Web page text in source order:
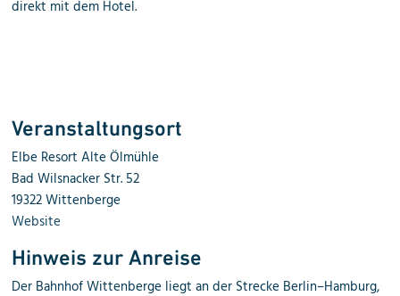
direkt mit dem Hotel.
Veranstaltungs­ort
Elbe Resort Alte Ölmühle
Bad Wilsnacker Str. 52
19322 Wittenberge
Website
Hinweis zur Anreise
Der Bahnhof Wittenberge liegt an der Strecke Berlin–Hamburg,